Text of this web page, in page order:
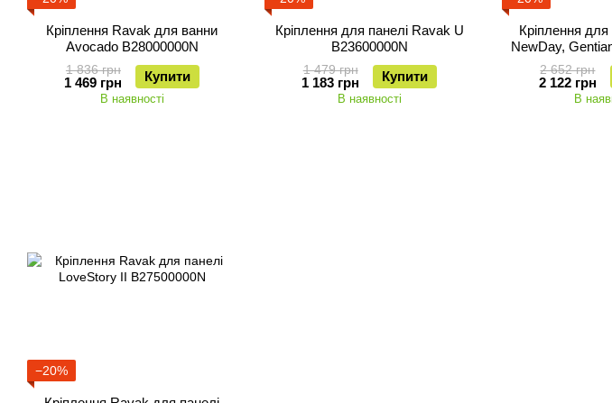
Кріплення Ravak для ванни
Avocado B28000000N
1 836 грн
1 469 грн Купити
В наявності
Кріплення для панелі Ravak U
B23600000N
1 479 грн
1 183 грн Купити
В наявності
Кріплення
NewDay,
2 652 грн
2 122 грн
В
−20%